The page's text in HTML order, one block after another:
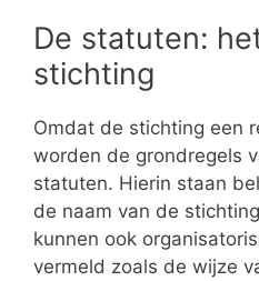
De statuten:
stichting
Omdat de stichting een
worden de grondregels
statuten. Hierin staan
de naam van de
kunnen ook
vermeld zoals de wijze